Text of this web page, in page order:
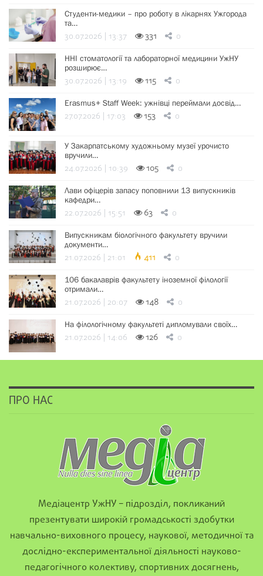
Студенти-медики – про роботу в лікарнях Ужгорода
та…
30.07.2026 | 13:37 331 0
ННІ стоматології та лабораторної медицини УжНУ
розширює…
30.07.2026 | 13:19 115 0
Erasmus+ Staff Week: ужнівці переймали досвід…
27.07.2026 | 17:03 153 0
У Закарпатському художньому музеї урочисто
вручили…
24.07.2026 | 10:39 105 0
Лави офіцерів запасу поповнили 13 випускників
кафедри…
22.07.2026 | 15:51 63 0
Випускникам біологічного факультету вручили
документи…
21.07.2026 | 21:01 411 0
106 бакалаврів факультету іноземної філології
отримали…
21.07.2026 | 20:07 148 0
На філологічному факультеті дипломували своїх…
21.07.2026 | 14:06 126 0
ПРО НАС
Медіацентр УжНУ – підрозділ, покликаний
презентувати широкій громадськості здобутки
навчально-виховного процесу, наукової, методичної та
дослідно-експериментальної діяльності науково-
педагогічного колективу, спортивних досягнень,